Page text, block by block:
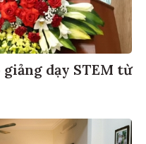
dạy STEM từ